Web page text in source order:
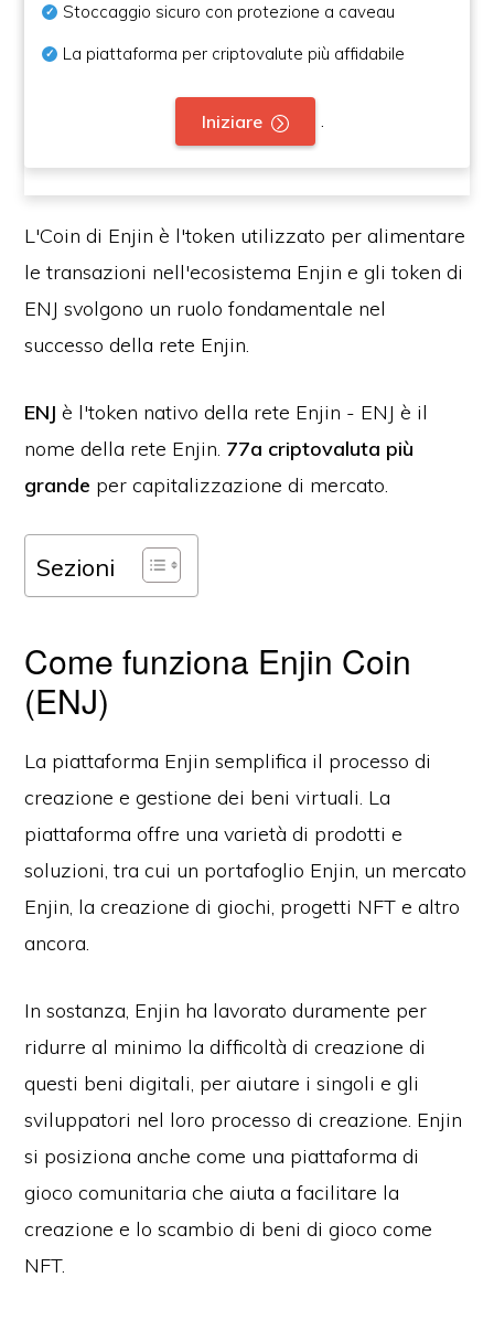
Stoccaggio sicuro con protezione a caveau
La piattaforma per criptovalute più affidabile
Iniziare
L'Coin di Enjin è l'token utilizzato per alimentare
le transazioni nell'ecosistema Enjin e gli token di
ENJ svolgono un ruolo fondamentale nel
successo della rete Enjin.
ENJè l'token nativo della rete Enjin - ENJ è il
nome della rete Enjin. 77a criptovaluta più
grande per capitalizzazione di mercato.
Sezioni
Come funziona Enjin Coin
(ENJ)
La piattaforma Enjin semplifica il processo di
creazione e gestione dei beni virtuali. La
piattaforma offre una varietà di prodotti e
soluzioni, tra cui un portafoglio Enjin, un mercato
Enjin, la creazione di giochi, progetti NFT e altro
ancora.
In sostanza, Enjin ha lavorato duramente per
ridurre al minimo la difficoltà di creazione di
questi beni digitali, per aiutare i singoli e gli
sviluppatori nel loro processo di creazione. Enjin
si posiziona anche come una piattaforma di
gioco comunitaria che aiuta a facilitare la
creazione e lo scambio di beni di gioco come
NFT.